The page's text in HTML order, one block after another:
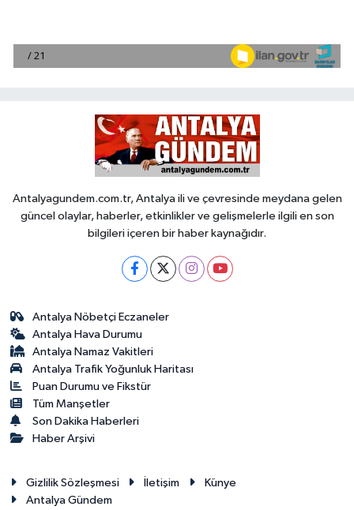
Antalyagundem.com.tr, Antalya ili ve çevresinde meydana gelen
güncel olaylar, haberler, etkinlikler ve gelişmelerle ilgili en son
bilgileri içeren bir haber kaynağıdır.
Antalya Nöbetçi Eczaneler
Antalya Hava Durumu
Antalya Namaz Vakitleri
Antalya Trafik Yoğunluk Haritası
Puan Durumu ve Fikstür
Tüm Manşetler
Son Dakika Haberleri
Haber Arşivi
Gizlilik Sözleşmesi İletişim
Künye
Antalya Gündem